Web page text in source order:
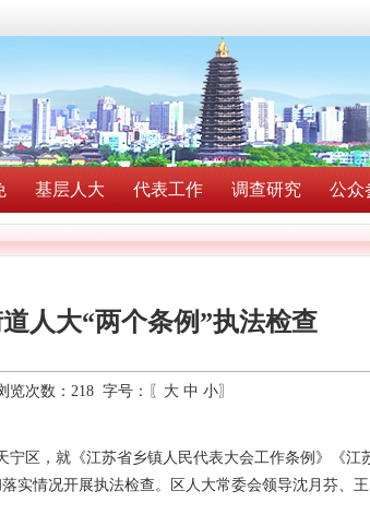
基层人大 代表工作 调查研究 公众
人大“两个条例”执法检查
览次数： 218字号：〖 大 中 小〗
区，就《江苏省乡镇人民代表大会工作条例》《江
实情况开展执法检查。区人大常委会领导沈月芬、